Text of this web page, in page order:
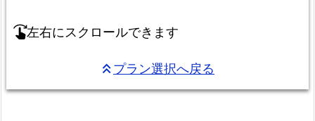
swipe_right左右にスクロールできます
keyboard_double_arrow_upプラン選択へ戻る